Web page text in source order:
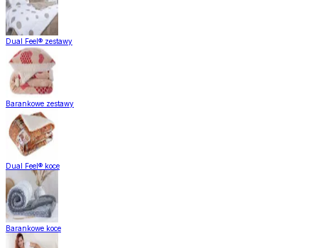
Dual Feel® zestawy
Barankowe zestawy
Dual Feel® koce
Barankowe koce